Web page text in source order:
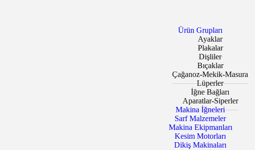
Ürün Grupları
Ayaklar
Plakalar
Dişliler
Bıçaklar
Çağanoz-Mekik-Masura
Lüperler
İğne Bağları
Aparatlar-Siperler
Makina İğneleri
Sarf Malzemeler
Makina Ekipmanları
Kesim Motorları
Dikiş Makinaları